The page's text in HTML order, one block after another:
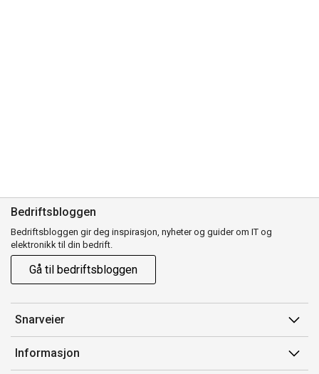
Bedriftsbloggen
Bedriftsbloggen gir deg inspirasjon, nyheter og guider om IT og
elektronikk til din bedrift.
Gå til bedriftsbloggen
Snarveier
Min side
Ordreoversikt
Informasjon